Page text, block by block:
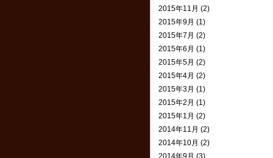
2015年11月 (2)
2015年9月 (1)
2015年7月 (2)
2015年6月 (1)
2015年5月 (2)
2015年4月 (2)
2015年3月 (1)
2015年2月 (1)
2015年1月 (2)
2014年11月 (2)
2014年10月 (2)
2014年9月 (3)